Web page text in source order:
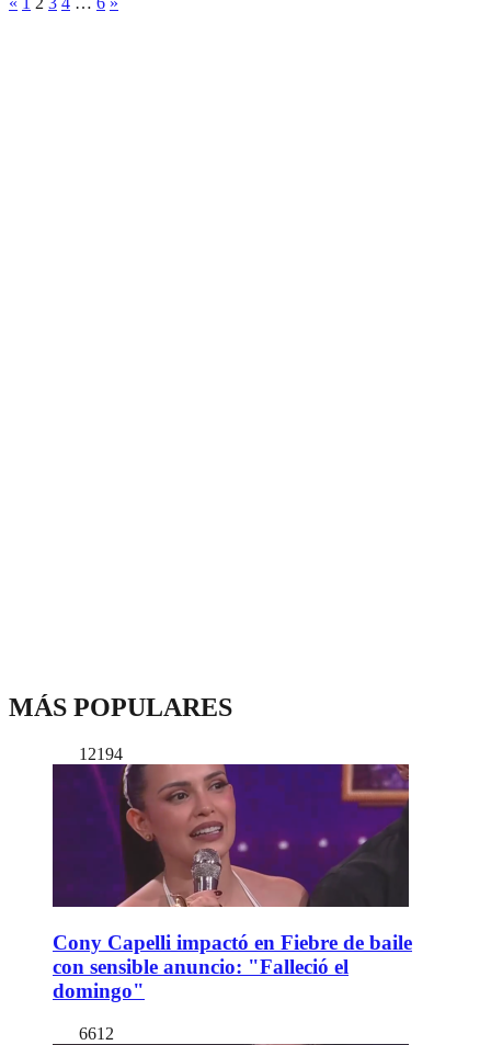
MÁS POPULARES
12194
Cony Capelli impactó en Fiebre de baile
con sensible anuncio: "Falleció el
domingo"
6612